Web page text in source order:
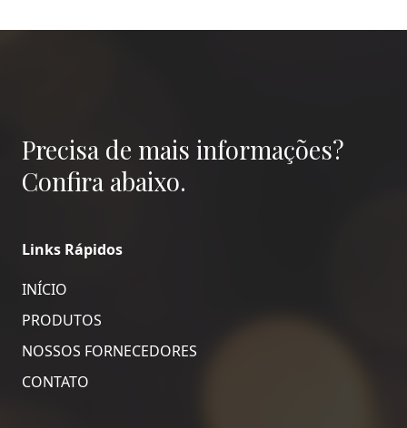
Precisa de mais informações?
Confira abaixo.
Links Rápidos
INÍCIO
PRODUTOS
NOSSOS FORNECEDORES
CONTATO